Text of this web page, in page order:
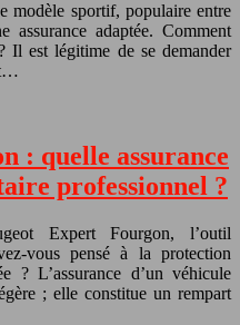
modèle sportif, populaire entre
adaptée. Comment
Il est légitime de se demander
: quelle assurance
professionnel ?
Expert Fourgon, l’outil
vous pensé à la protection
? L’assurance d’un véhicule
; elle constitue un rempart